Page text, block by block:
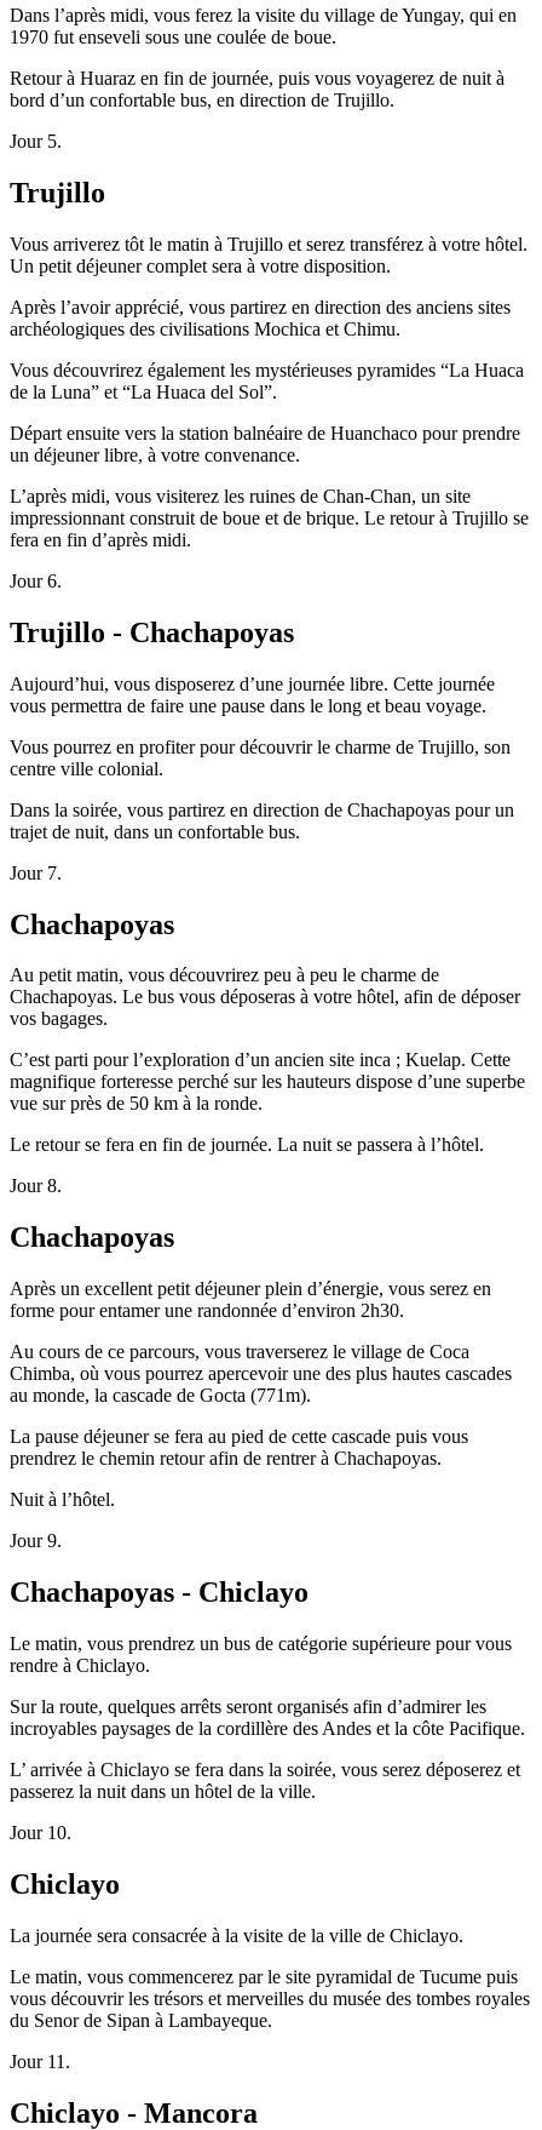
Dans l’après midi, vous ferez la visite du village de Yungay, qui en
1970 fut enseveli sous une coulée de boue.
Retour à Huaraz en fin de journée, puis vous voyagerez de nuit à
bord d’un confortable bus, en direction de Trujillo.
Jour 5.
Trujillo
Vous arriverez tôt le matin à Trujillo et serez transférez à votre hôtel.
Un petit déjeuner complet sera à votre disposition.
Après l’avoir apprécié, vous partirez en direction des anciens sites
archéologiques des civilisations Mochica et Chimu.
Vous découvrirez également les mystérieuses pyramides “La Huaca
de la Luna” et “La Huaca del Sol”.
Départ ensuite vers la station balnéaire de Huanchaco pour prendre
un déjeuner libre, à votre convenance.
L’après midi, vous visiterez les ruines de Chan-Chan, un site
impressionnant construit de boue et de brique. Le retour à Trujillo se
fera en fin d’après midi.
Jour 6.
Trujillo - Chachapoyas
Aujourd’hui, vous disposerez d’une journée libre. Cette journée
vous permettra de faire une pause dans le long et beau voyage.
Vous pourrez en profiter pour découvrir le charme de Trujillo, son
centre ville colonial.
Dans la soirée, vous partirez en direction de Chachapoyas pour un
trajet de nuit, dans un confortable bus.
Jour 7.
Chachapoyas
Au petit matin, vous découvrirez peu à peu le charme de
Chachapoyas. Le bus vous déposeras à votre hôtel, afin de déposer
vos bagages.
C’est parti pour l’exploration d’un ancien site inca ; Kuelap. Cette
magnifique forteresse perché sur les hauteurs dispose d’une superbe
vue sur près de 50 km à la ronde.
Le retour se fera en fin de journée. La nuit se passera à l’hôtel.
Jour 8.
Chachapoyas
Après un excellent petit déjeuner plein d’énergie, vous serez en
forme pour entamer une randonnée d’environ 2h30.
Au cours de ce parcours, vous traverserez le village de Coca
Chimba, où vous pourrez apercevoir une des plus hautes cascades
au monde, la cascade de Gocta (771m).
La pause déjeuner se fera au pied de cette cascade puis vous
prendrez le chemin retour afin de rentrer à Chachapoyas.
Nuit à l’hôtel.
Jour 9.
Chachapoyas - Chiclayo
Le matin, vous prendrez un bus de catégorie supérieure pour vous
rendre à Chiclayo.
Sur la route, quelques arrêts seront organisés afin d’admirer les
incroyables paysages de la cordillère des Andes et la côte Pacifique.
L’ arrivée à Chiclayo se fera dans la soirée, vous serez déposerez et
passerez la nuit dans un hôtel de la ville.
Jour 10.
Chiclayo
La journée sera consacrée à la visite de la ville de Chiclayo.
Le matin, vous commencerez par le site pyramidal de Tucume puis
vous découvrir les trésors et merveilles du musée des tombes royales
du Senor de Sipan à Lambayeque.
Jour 11.
Chiclayo - Mancora